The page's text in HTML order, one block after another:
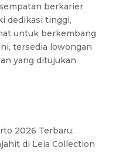
berkarier
dedikasi tinggi,
untuk berkembang
tersedia lowongan
yang ditujukan
2026 Terbaru:
di Leia Collection